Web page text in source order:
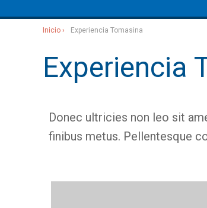
Inicio Experiencia Tomasina
Experiencia
Donec ultricies non leo sit
finibus metus. Pellentesque